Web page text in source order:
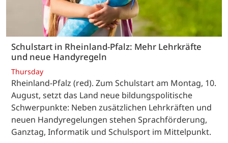
Schulstart in Rheinland-Pfalz: Mehr Lehrkräfte
und neue Handyregeln
Thursday
Rheinland-Pfalz (red). Zum Schulstart am Montag, 10.
August, setzt das Land neue bildungspolitische
Schwerpunkte: Neben zusätzlichen Lehrkräften und
neuen Handyregelungen stehen Sprachförderung,
Ganztag, Informatik und Schulsport im Mittelpunkt.